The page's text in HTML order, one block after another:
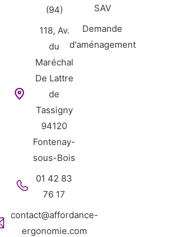
(94)
118, Av.
du
Maréchal
De Lattre
de
Tassigny
94120
Fontenay-
sous-Bois
01 42 83
76 17
contact@affordance-
ergonomie.com
SAV
Demande
d'aménagement